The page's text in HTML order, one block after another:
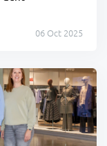
06 Oct 2025